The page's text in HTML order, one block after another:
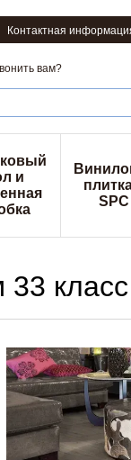
Контактная
вам?
и
SPC
класс